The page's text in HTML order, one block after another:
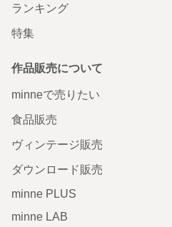
ランキング
特集
作品販売について
minneで売りたい
食品販売
ヴィンテージ販売
ダウンロード販売
minne PLUS
minne LAB